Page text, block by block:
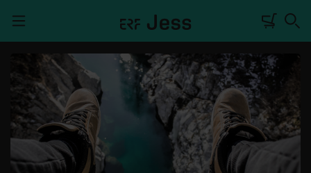
TALKWERK
REPORTAGE
RADIO